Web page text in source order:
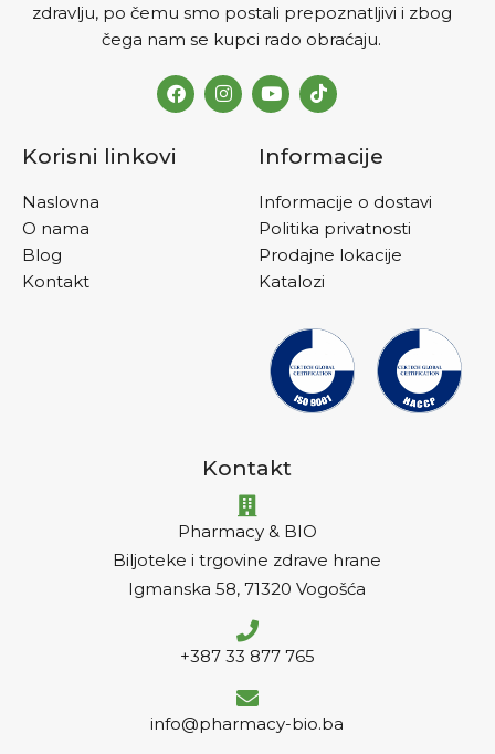
zdravlju, po čemu smo postali prepoznatljivi i zbog
čega nam se kupci rado obraćaju.
Korisni linkovi
Naslovna
O nama
Blog
Kontakt
Informacije
Informacije o dostavi
Politika privatnosti
Prodajne lokacije
Katalozi
Kontakt
Pharmacy & BIO
Biljoteke i trgovine zdrave hrane
Igmanska 58, 71320 Vogošća
+387 33 877 765
info@pharmacy-bio.ba